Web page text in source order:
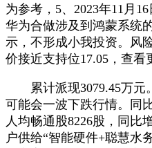
为参考，5、2023年11月
华为合做涉及到鸿蒙系统
示，不形成小我投资。风
价接近支持位17.05，查看
累计派现3079.45万元
可能会一波下跌行情。同
人均畅通股8226股，同比
户供给“智能硬件+聪慧水